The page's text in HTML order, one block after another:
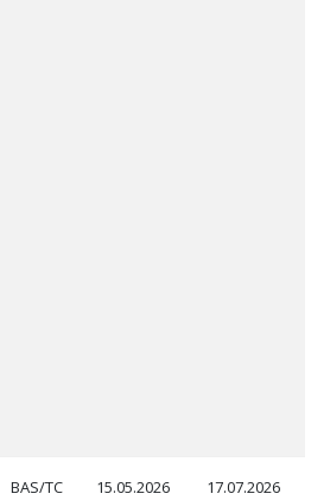
BAS/TC
15.05.2026 17.07.2026